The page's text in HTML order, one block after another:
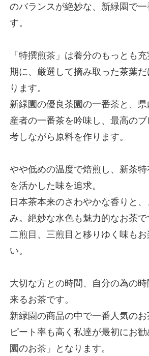
のバランスが絶妙な、新緑園で
す。
「特撰煎茶」は養分のもっとも
期に、厳選して摘み取った茶葉
ります。
新緑園の優良茶園の一番茶と、
産者の一番茶を吟味し、最高の
考しながら原料を作ります。
やや低めの温度で焙煎し、新茶
を活かした味を追求。
日本茶本来のさわやかな香りと
み。絶妙な水色も魅力的なお茶で
二煎目、三煎目と移りゆく味もお
い。
大切な方との時間、自分の為の
来るお茶です。
新緑園の商品の中で一番人気のお
ピート率も高く私達が最初にお
園のお茶」となります。